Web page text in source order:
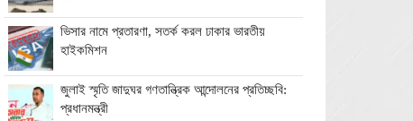
ভিসার নামে প্রতারণা, সতর্ক করল ঢাকার ভারতীয়
হাইকমিশন
জুলাই স্মৃতি জাদুঘর গণতান্ত্রিক আন্দোলনের প্রতিচ্ছবি:
প্রধানমন্ত্রী